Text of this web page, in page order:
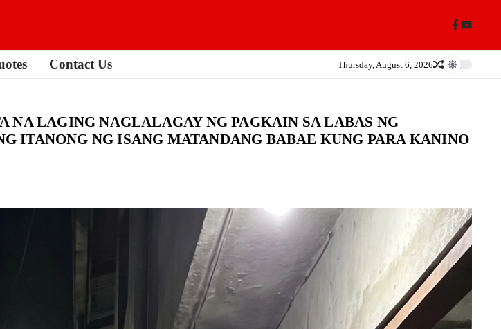
Contact Us Thursday, August 6, 2026
LAGING NAGLALAGAY NG PAGKAIN SA LABAS NG
ITANONG NG ISANG MATANDANG BABAE KUNG PARA KANINO